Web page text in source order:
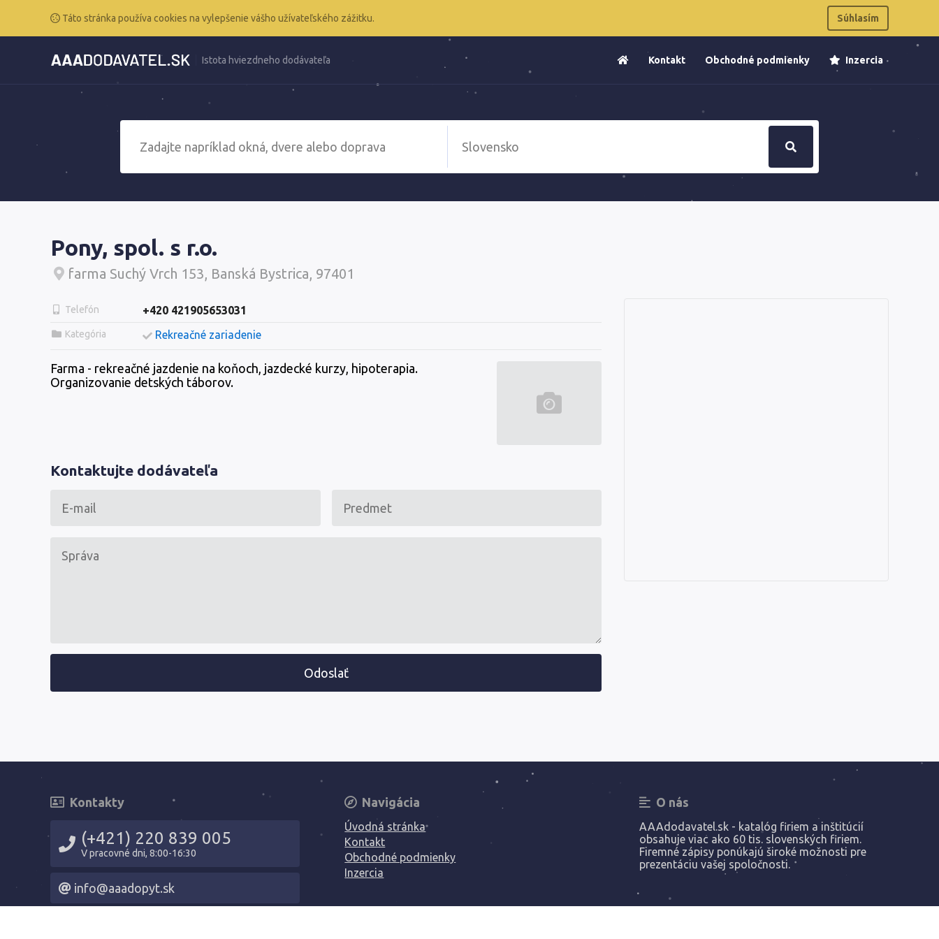
Táto stránka používa cookies na vylepšenie vášho užívateľského zážitku. Súhlasím
Istota hviezdneho dodávateľa Kontakt Obchodné podmienky Inzercia
Pony, spol. s r.o.
farma Suchý Vrch 153, Banská Bystrica, 97401
Telefón +420 421905653031
Kategória Rekreačné zariadenie
Farma - rekreačné jazdenie na koňoch, jazdecké kurzy, hipoterapia.
Organizovanie detských táborov.
Kontaktujte dodávateľa
Odoslať
Kontakty
(+421) 220 839 005
V pracovné dni, 8:00-16:30
info@aaadopyt.sk
Navigácia
Úvodná stránka
Kontakt
Obchodné podmienky
Inzercia
O nás
AAAdodavatel.sk - katalóg firiem a inštitúcií
obsahuje viac ako 60 tis. slovenských firiem.
Firemné zápisy ponúkajú široké možnosti pre
prezentáciu vašej spoločnosti.